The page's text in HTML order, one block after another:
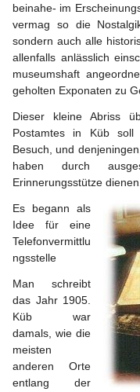
beinahe- im
vermag so die
sondern auch alle
allenfalls anlässlich
museumshaft
geholten Exponaten zu
Dieser kleine Abriss
Postamtes in Küb soll
Besuch, und
haben durch
Erinnerungsstütze dienen.
Es begann als
Idee für eine
Telefonvermittlu
ngsstelle
Man schreibt
das Jahr 1905.
Küb war
damals, wie die
meisten
anderen Orte
entlang der